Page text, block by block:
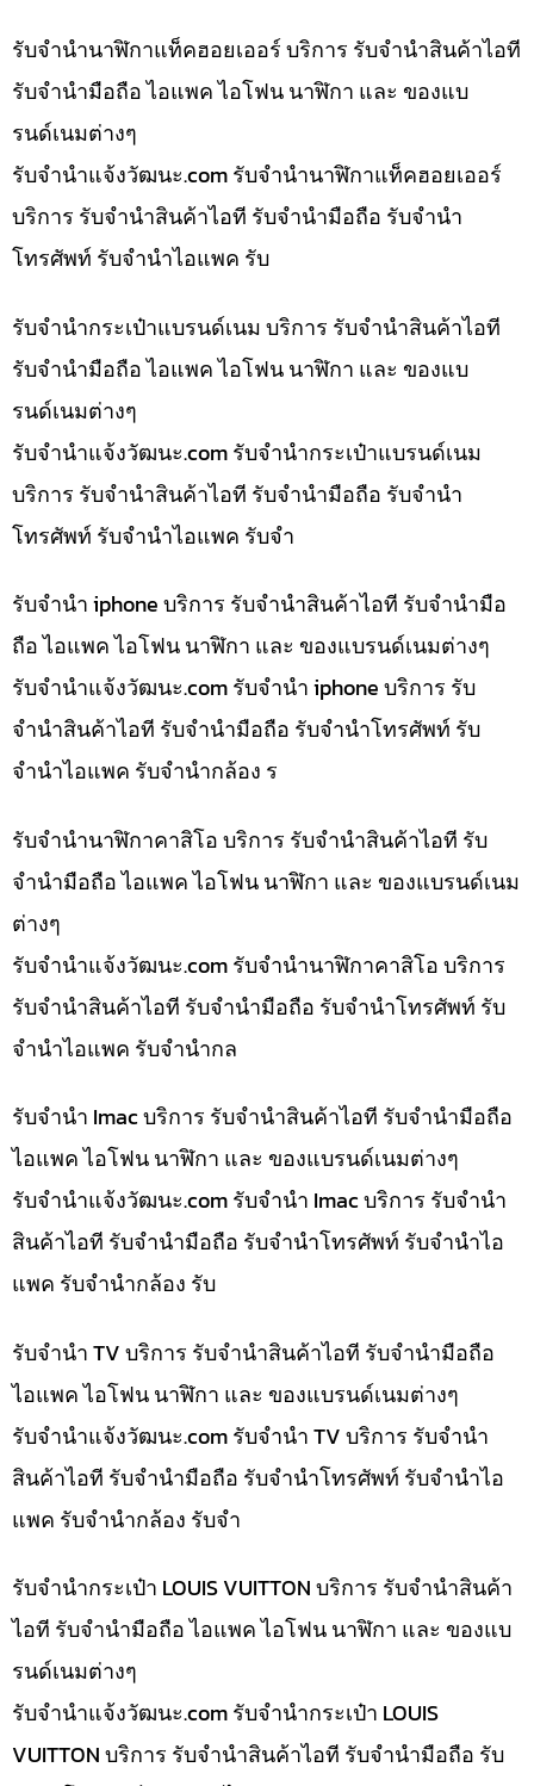
รับจำนำนาฬิกาแท็คฮอยเออร์ บริการ รับจำนำสินค้าไอที
รับจำนำมือถือ ไอแพค ไอโฟน นาฬิกา และ ของแบ
รนด์เนมต่างๆ
รับจํานําแจ้งวัฒนะ.com รับจำนำนาฬิกาแท็คฮอยเออร์
บริการ รับจำนำสินค้าไอที รับจำนำมือถือ รับจำนำ
โทรศัพท์ รับจำนำไอแพค รับ
รับจำนำกระเป๋าแบรนด์เนม บริการ รับจำนำสินค้าไอที
รับจำนำมือถือ ไอแพค ไอโฟน นาฬิกา และ ของแบ
รนด์เนมต่างๆ
รับจํานําแจ้งวัฒนะ.com รับจำนำกระเป๋าแบรนด์เนม
บริการ รับจำนำสินค้าไอที รับจำนำมือถือ รับจำนำ
โทรศัพท์ รับจำนำไอแพค รับจำ
รับจำนำ iphone บริการ รับจำนำสินค้าไอที รับจำนำมือ
ถือ ไอแพค ไอโฟน นาฬิกา และ ของแบรนด์เนมต่างๆ
รับจํานําแจ้งวัฒนะ.com รับจำนำ iphone บริการ รับ
จำนำสินค้าไอที รับจำนำมือถือ รับจำนำโทรศัพท์ รับ
จำนำไอแพค รับจำนำกล้อง ร
รับจำนำนาฬิกาคาสิโอ บริการ รับจำนำสินค้าไอที รับ
จำนำมือถือ ไอแพค ไอโฟน นาฬิกา และ ของแบรนด์เนม
ต่างๆ
รับจํานําแจ้งวัฒนะ.com รับจำนำนาฬิกาคาสิโอ บริการ
รับจำนำสินค้าไอที รับจำนำมือถือ รับจำนำโทรศัพท์ รับ
จำนำไอแพค รับจำนำกล
รับจำนำ Imac บริการ รับจำนำสินค้าไอที รับจำนำมือถือ
ไอแพค ไอโฟน นาฬิกา และ ของแบรนด์เนมต่างๆ
รับจํานําแจ้งวัฒนะ.com รับจำนำ Imac บริการ รับจำนำ
สินค้าไอที รับจำนำมือถือ รับจำนำโทรศัพท์ รับจำนำไอ
แพค รับจำนำกล้อง รับ
รับจำนำ TV บริการ รับจำนำสินค้าไอที รับจำนำมือถือ
ไอแพค ไอโฟน นาฬิกา และ ของแบรนด์เนมต่างๆ
รับจํานําแจ้งวัฒนะ.com รับจำนำ TV บริการ รับจำนำ
สินค้าไอที รับจำนำมือถือ รับจำนำโทรศัพท์ รับจำนำไอ
แพค รับจำนำกล้อง รับจำ
รับจำนำกระเป๋า LOUIS VUITTON บริการ รับจำนำสินค้า
ไอที รับจำนำมือถือ ไอแพค ไอโฟน นาฬิกา และ ของแบ
รนด์เนมต่างๆ
รับจํานําแจ้งวัฒนะ.com รับจำนำกระเป๋า LOUIS
VUITTON บริการ รับจำนำสินค้าไอที รับจำนำมือถือ รับ